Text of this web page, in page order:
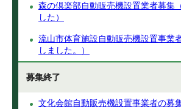
森の倶楽部自動販売機設置業者募集
した）
流山市体育施設自動販売機設置事業
しました。）
募集終了
文化会館自動販売機設置事業者の募